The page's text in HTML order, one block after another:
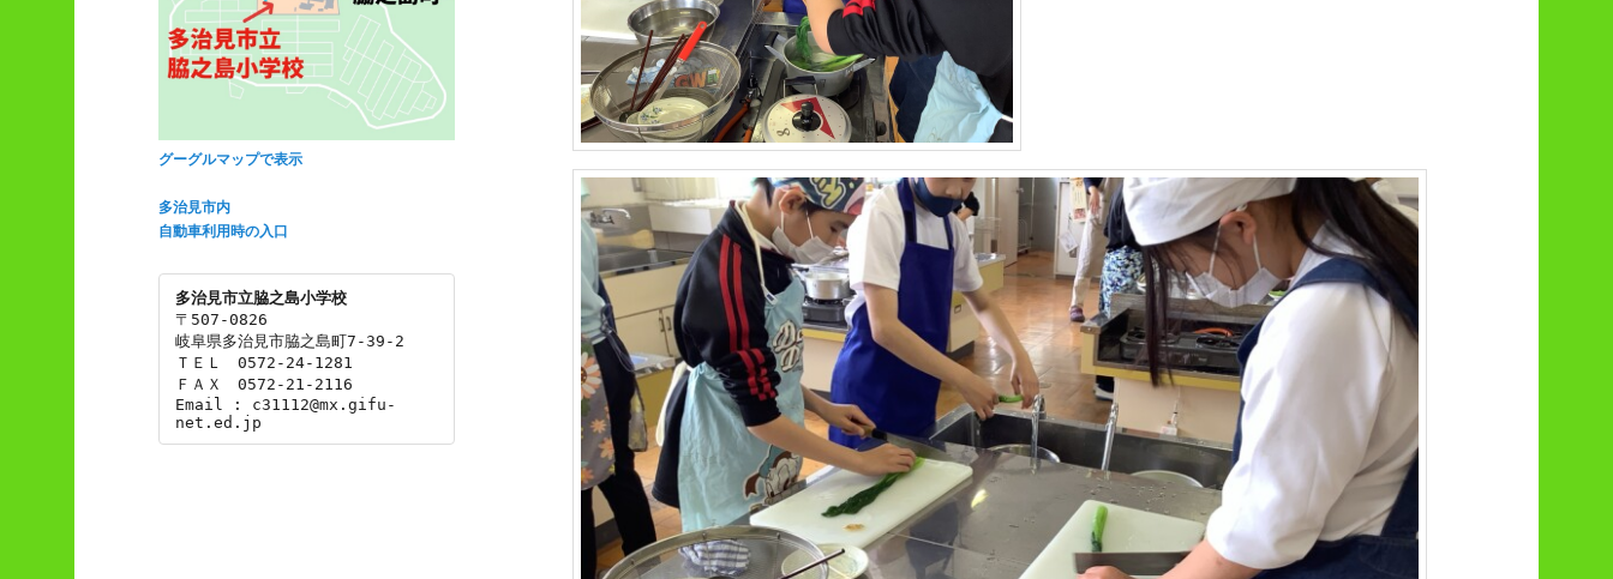
グーグルマップで表示
多治見市内
自動車利用時の入口
多治見市立脇之島小学校
〒507-0826
岐阜県多治見市脇之島町7-39-2
ＴＥＬ　0572-24-1281
ＦＡＸ　0572-21-2116
Email : c31112@mx.gifu-
net.ed.jp